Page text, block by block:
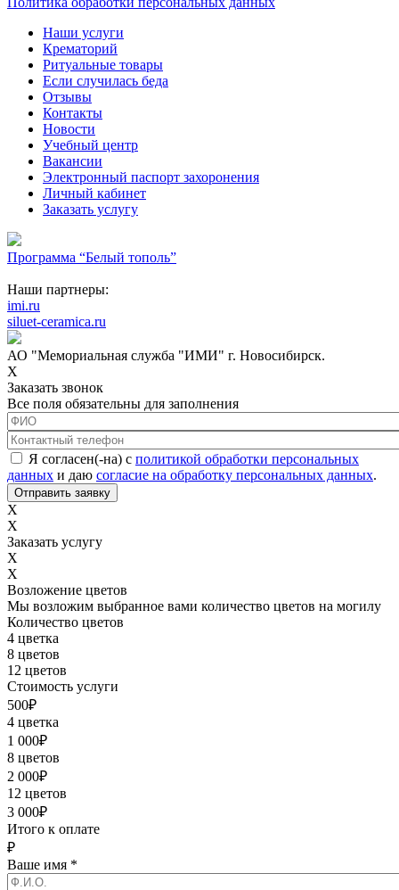
Наши услуги
Крематорий
Ритуальные товары
Если случилась беда
Отзывы
Контакты
Новости
Учебный центр
Вакансии
Электронный паспорт захоронения
Личный кабинет
Заказать услугу
Программа “Белый тополь”
Наши партнеры:
imi.ru
siluet-ceramica.ru
АО "Мемориальная служба "ИМИ" г. Новосибирск.
X
Заказать звонок
Все поля обязательны для заполнения
ФИО
Контактный телефон
Соглашение с обработкой данных*
Я согласен(-на) с политикой обработки персональных
данных и даю согласие на обработку персональных данных.
X
X
Заказать услугу
X
X
Возложение цветов
Мы возложим выбранное вами количество цветов на могилу
Количество цветов
4 цветка
8 цветов
12 цветов
Стоимость услуги
500₽
4 цветка
1 000₽
8 цветов
2 000₽
12 цветов
3 000₽
Итого к оплате
₽
Ваше имя *